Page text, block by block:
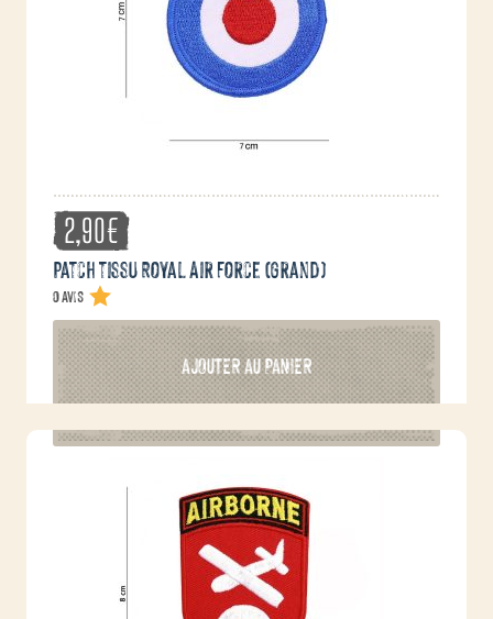
2,90€
Patch tissu Royal Air Force (grand)
0 avis
AJOUTER AU PANIER